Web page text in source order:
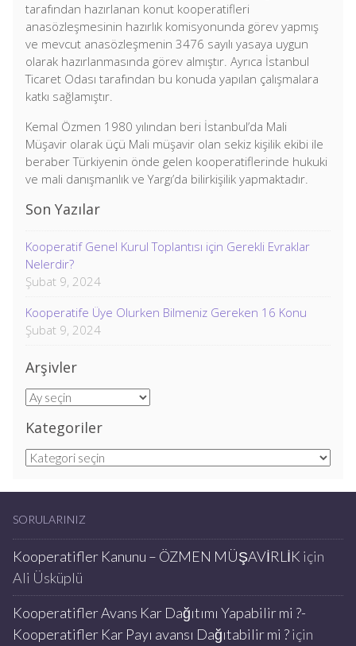
tarafından hazırlanan konut kooperatifleri
anasözleşmesinin hazırlık komisyonunda görev yapmış
ve mevcut anasözleşmenin 3476 sayılı yasaya uygun
olarak hazırlanmasında görev almıştır. Ayrıca İstanbul
Ticaret Odası tarafından bu konuda yapılan çalışmalara
katkı sağlamıştır.
Kemal Özmen 1980 yılından beri İstanbul’da Mali
Müşavir olarak üçü Mali müşavir olan sekiz kişilik ekibi ile
beraber Türkiyenin önde gelen kooperatiflerinde hukuki
ve mali danışmanlık ve Yargı’da bilirkişilik yapmaktadır.
Son Yazılar
Kooperatif Genel Kurul Toplantısı için Gerekli Evraklar
Nelerdir?
Şubat 9, 2024
Kooperatife Üye Olurken Bilmeniz Gereken 16 Konu
Şubat 9, 2024
Arşivler
Arşivler
Kategoriler
Kategoriler
SORULARINIZ
Kooperatifler Kanunu – ÖZMEN MÜŞAVİRLİK için
Ali Üsküplü
Kooperatifler Avans Kar Dağıtımı Yapabilir mi ?-
Kooperatifler Kar Payı avansı Dağıtabilir mi ?için